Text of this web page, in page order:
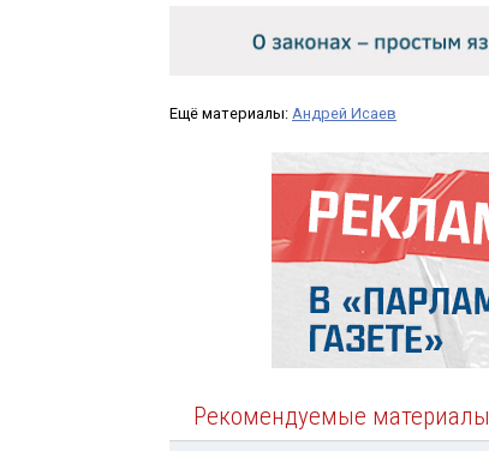
Ещё материалы: Андрей Исаев
Рекомендуемые материалы